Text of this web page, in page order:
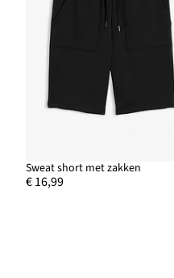
Sweat short met zakken
€ 16,99